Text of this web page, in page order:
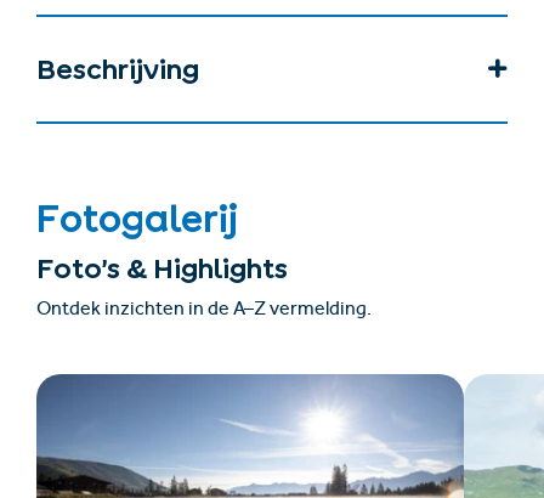
Beschrijving
Fotogalerij
Foto’s & Highlights
Ontdek inzichten in de A–Z vermelding.